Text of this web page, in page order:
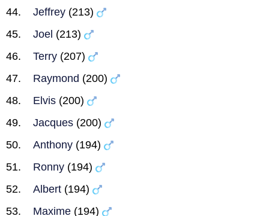
Jeffrey (213)
Joel (213)
Terry (207)
Raymond (200)
Elvis (200)
Jacques (200)
Anthony (194)
Ronny (194)
Albert (194)
Maxime (194)